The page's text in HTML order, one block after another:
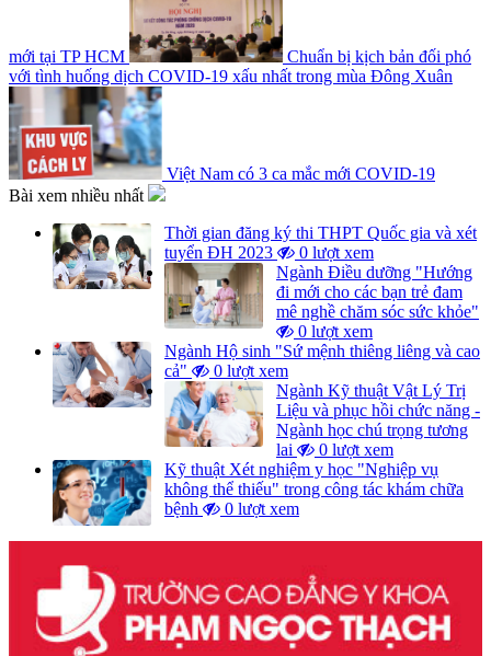
mới tại TP HCM
Chuẩn bị kịch bản đối phó
với tình huống dịch COVID-19 xấu nhất trong mùa Đông Xuân
Việt Nam có 3 ca mắc mới COVID-19
Bài xem nhiều nhất
Thời gian đăng ký thi THPT Quốc gia và xét
tuyển ĐH 2023
0 lượt xem
Ngành Điều dưỡng "Hướng
đi mới cho các bạn trẻ đam
mê nghề chăm sóc sức khỏe"
0 lượt xem
Ngành Hộ sinh "Sứ mệnh thiêng liêng và cao
cả"
0 lượt xem
Ngành Kỹ thuật Vật Lý Trị
Liệu và phục hồi chức năng -
Ngành học chú trọng tương
lai
0 lượt xem
Kỹ thuật Xét nghiệm y học "Nghiệp vụ
không thể thiếu" trong công tác khám chữa
bệnh
0 lượt xem